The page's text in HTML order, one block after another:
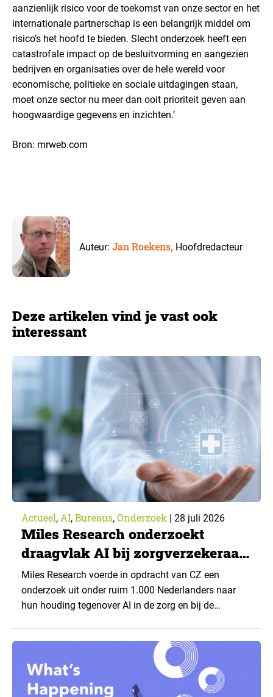
aanzienlijk risico voor de toekomst van onze sector en het
internationale partnerschap is een belangrijk middel om
risico’s het hoofd te bieden. Slecht onderzoek heeft een
catastrofale impact op de besluitvorming en aangezien
bedrijven en organisaties over de hele wereld voor
economische, politieke en sociale uitdagingen staan,
moet onze sector nu meer dan ooit prioriteit geven aan
hoogwaardige gegevens en inzichten.’
Bron: mrweb.com
Auteur:Jan Roekens, Hoofdredacteur
Deze artikelen vind je vast ook
interessant
Actueel, AI, Bureaus, Onderzoek | 28 juli 2026
Miles Research onderzoekt
draagvlak AI bij zorgverzekeraar
CZ
Miles Research voerde in opdracht van CZ een
onderzoek uit onder ruim 1.000 Nederlanders naar
hun houding tegenover AI in de zorg en bij de
toepassingen, en waar trekken zij een grens? Dit
artikel is aangeleverd door kennispartner Miles
Research. ▼ De uitkomsten zijn…